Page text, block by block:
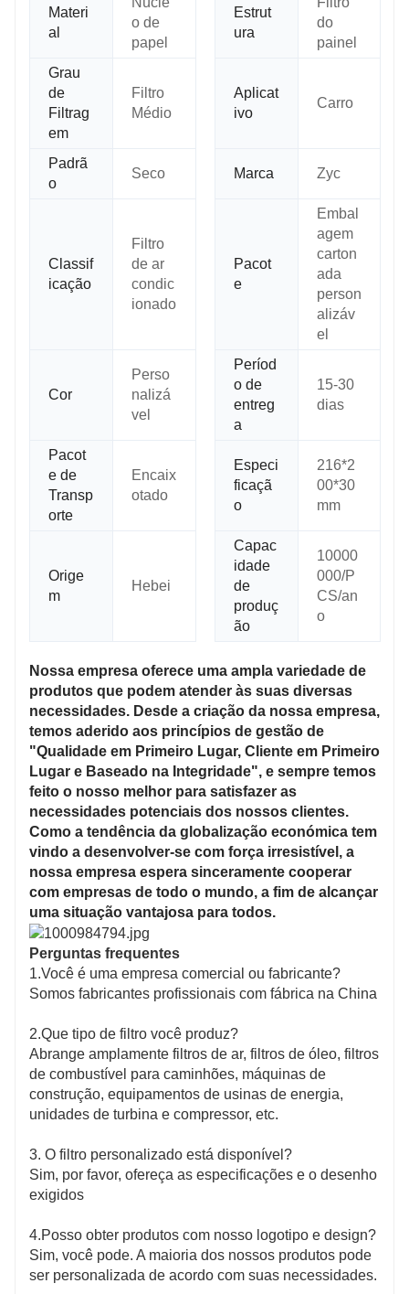
Materi
al
o de
papel
Estrut
ura
do
painel
Grau
de
Filtrag
em
Filtro
Médio
Aplicat
ivo
Carro
Padrã
o
Seco Marca Zyc
Classif
icação
Filtro
de ar
condic
ionado
Pacot
e
Embal
agem
carton
ada
person
alizáv
el
Cor
Perso
nalizá
vel
Períod
o de
entreg
a
15-30
dias
Pacot
e de
Transp
orte
Encaix
otado
Especi
ficaçã
o
216*2
00*30
mm
Orige
m
Hebei
Capac
idade
de
produç
ão
10000
000/P
CS/an
o
Nossa empresa oferece uma ampla variedade de
produtos que podem atender às suas diversas
necessidades. Desde a criação da nossa empresa,
temos aderido aos princípios de gestão de
"Qualidade em Primeiro Lugar, Cliente em Primeiro
Lugar e Baseado na Integridade", e sempre temos
feito o nosso melhor para satisfazer as
necessidades potenciais dos nossos clientes.
Como a tendência da globalização económica tem
vindo a desenvolver-se com força irresistível, a
nossa empresa espera sinceramente cooperar
com empresas de todo o mundo, a fim de alcançar
uma situação vantajosa para todos.
Perguntas frequentes
1.Você é uma empresa comercial ou fabricante?
Somos fabricantes profissionais com fábrica na China
2.Que tipo de filtro você produz?
Abrange amplamente filtros de ar, filtros de óleo, filtros
de combustível para caminhões, máquinas de
construção, equipamentos de usinas de energia,
unidades de turbina e compressor, etc.
3. O filtro personalizado está disponível?
Sim, por favor, ofereça as especificações e o desenho
exigidos
4.Posso obter produtos com nosso logotipo e design?
Sim, você pode. A maioria dos nossos produtos pode
ser personalizada de acordo com suas necessidades.